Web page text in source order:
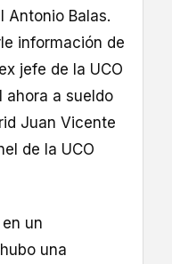
Antonio Balas.
información de
jefe de la UCO
ahora a sueldo
Juan Vicente
de la UCO
un
una